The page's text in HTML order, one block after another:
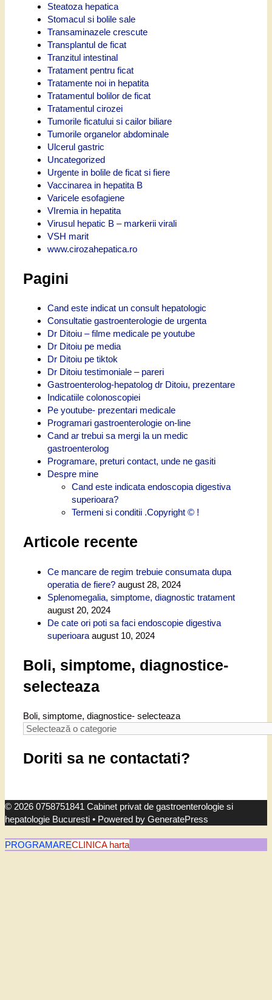
Steatoza hepatica
Stomacul si bolile sale
Transaminazele crescute
Transplantul de ficat
Tranzitul intestinal
Tratament pentru ficat
Tratamente noi in hepatita
Tratamentul bolilor de ficat
Tratamentul cirozei
Tumorile ficatului si cailor biliare
Tumorile organelor abdominale
Ulcerul gastric
Uncategorized
Urgente in bolile de ficat si fiere
Vaccinarea in hepatita B
Varicele esofagiene
VIremia in hepatita
Virusul hepatic B – markerii virali
VSH marit
www.cirozahepatica.ro
Pagini
Cand este indicat un consult hepatologic
Consultatie gastroenterologie de urgenta
Dr Ditoiu – filme medicale pe youtube
Dr Ditoiu pe media
Dr Ditoiu pe tiktok
Dr Ditoiu testimoniale – pareri
Gastroenterolog-hepatolog dr Ditoiu, prezentare
Indicatiile colonoscopiei
Pe youtube- prezentari medicale
Programari gastroenterologie on-line
Cand ar trebui sa mergi la un medic
gastroenterolog
Programare, preturi contact, unde ne gasiti
Despre mine
Cand este indicata endoscopia digestiva
superioara?
Termeni si conditii .Copyright © !
Articole recente
Ce mancare de regim trebuie consumata dupa
operatia de fiere? august 28, 2024
Splenomegalia, simptome, diagnostic tratament
august 20, 2024
De cate ori poti sa faci endoscopie digestiva
superioara august 10, 2024
Boli, simptome, diagnostice-
selecteaza
Boli, simptome, diagnostice- selecteaza
Doriti sa ne contactati?
© 2026 0758751841 Cabinet privat de gastroenterologie si
hepatologie Bucuresti • Powered by GeneratePress
PROGRAMARECLINICA harta